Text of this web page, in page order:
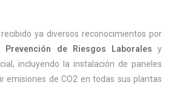
recibido ya diversos reconocimientos por
Prevención de Riesgos Laboralesy
incluyendo la instalación de paneles
emisiones de CO2 en todas sus plantas